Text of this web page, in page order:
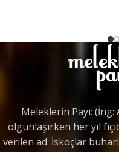
Meleklerin Payı: (İng:
olgunlaşırken her yıl
verilen ad. İskoçlar